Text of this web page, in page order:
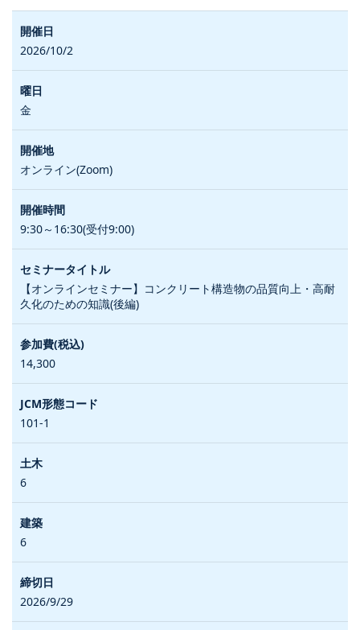
2026/10/2
金
オンライン(Zoom)
9:30～16:30(受付9:00)
【オンラインセミナー】コンクリート構造物の品質向上・高耐
久化のための知識(後編)
14,300
101-1
6
6
2026/9/29